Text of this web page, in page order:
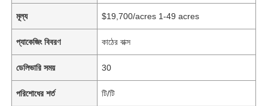
মূল্য $19,700/acres 1-49 acres
প্যাকেজিং বিবরণ কাঠের বাক্স
ডেলিভারি সময় 30
পরিশোধের শর্ত টি/টি